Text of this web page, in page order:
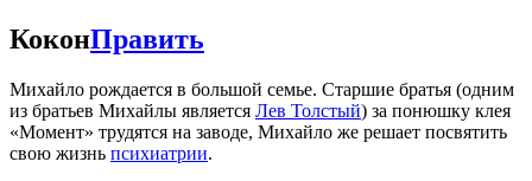
КоконПравить
Михайло рождается в большой семье. Старшие братья (одним
из братьев Михайлы является Лев Толстый) за понюшку клея
«Момент» трудятся на заводе, Михайло же решает посвятить
свою жизнь психиатрии.